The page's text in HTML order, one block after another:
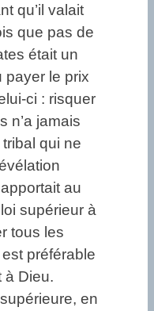
qu’il valait
que pas de
était un
payer le prix
ci : risquer
n’a jamais
qui ne
au
supérieur à
tous les
préférable
à Dieu.
en